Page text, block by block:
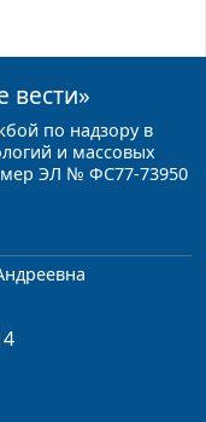
вести»
по надзору в
и массовых
ЭЛ № ФС77-73950